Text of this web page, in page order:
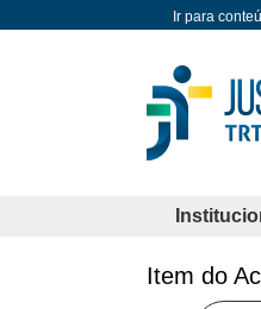
Ir para
Item do